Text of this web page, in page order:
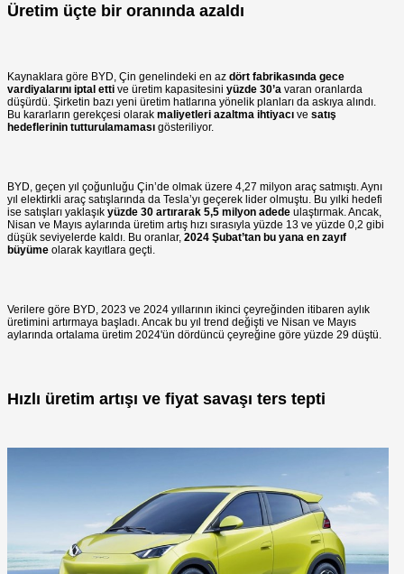
Üretim üçte bir oranında azaldı
Kaynaklara göre BYD, Çin genelindeki en az dört fabrikasında gece
vardiyalarını iptal etti ve üretim kapasitesini yüzde 30’a varan oranlarda
düşürdü. Şirketin bazı yeni üretim hatlarına yönelik planları da askıya alındı.
Bu kararların gerekçesi olarak maliyetleri azaltma ihtiyacı ve satış
hedeflerinin tutturulamaması gösteriliyor.
BYD, geçen yıl çoğunluğu Çin’de olmak üzere 4,27 milyon araç satmıştı. Aynı
yıl elektirkli araç satışlarında da Tesla’yı geçerek lider olmuştu. Bu yılki hedefi
ise satışları yaklaşık yüzde 30 artırarak 5,5 milyon adede ulaştırmak. Ancak,
Nisan ve Mayıs aylarında üretim artış hızı sırasıyla yüzde 13 ve yüzde 0,2 gibi
düşük seviyelerde kaldı. Bu oranlar, 2024 Şubat’tan bu yana en zayıf
büyüme olarak kayıtlara geçti.
Verilere göre BYD, 2023 ve 2024 yıllarının ikinci çeyreğinden itibaren aylık
üretimini artırmaya başladı. Ancak bu yıl trend değişti ve Nisan ve Mayıs
aylarında ortalama üretim 2024'ün dördüncü çeyreğine göre yüzde 29 düştü.
Hızlı üretim artışı ve fiyat savaşı ters tepti